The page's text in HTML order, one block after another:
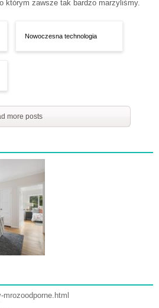
którym zawsze tak bardzo marzyliśmy.
Nowoczesna technologia
more posts